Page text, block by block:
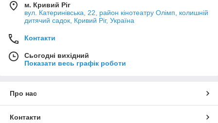
м. Кривий Ріг
вул. Катеринівська, 22, район кінотеатру Олімп, колишній
дитячий садок, Кривий Ріг, Україна
Контакти
Сьогодні вихідний
Показати весь графік роботи
Про нас
Контакти